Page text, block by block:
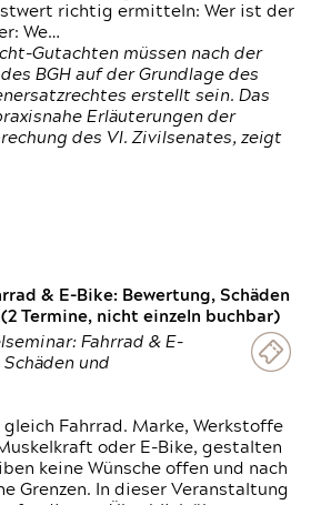
richtig ermitteln: Wer ist der
We…
Gutachten müssen nach der
BGH auf der Grundlage des
erstellt sein. Das
Erläuterungen der
des VI. Zivilsenates, zeigt
& E-Bike: Bewertung, Schäden
Termine, nicht einzeln buchbar)
Fahrrad & E-
und
Fahrrad. Marke, Werkstoffe
oder E-Bike, gestalten
keine Wünsche offen und nach
Grenzen. In dieser Veranstaltung